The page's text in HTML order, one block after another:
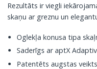
Rezultāts ir viegli
skaņu ar greznu un
Oglekļa konusa tipa
Saderīgs ar aptX
Patentēts augstas